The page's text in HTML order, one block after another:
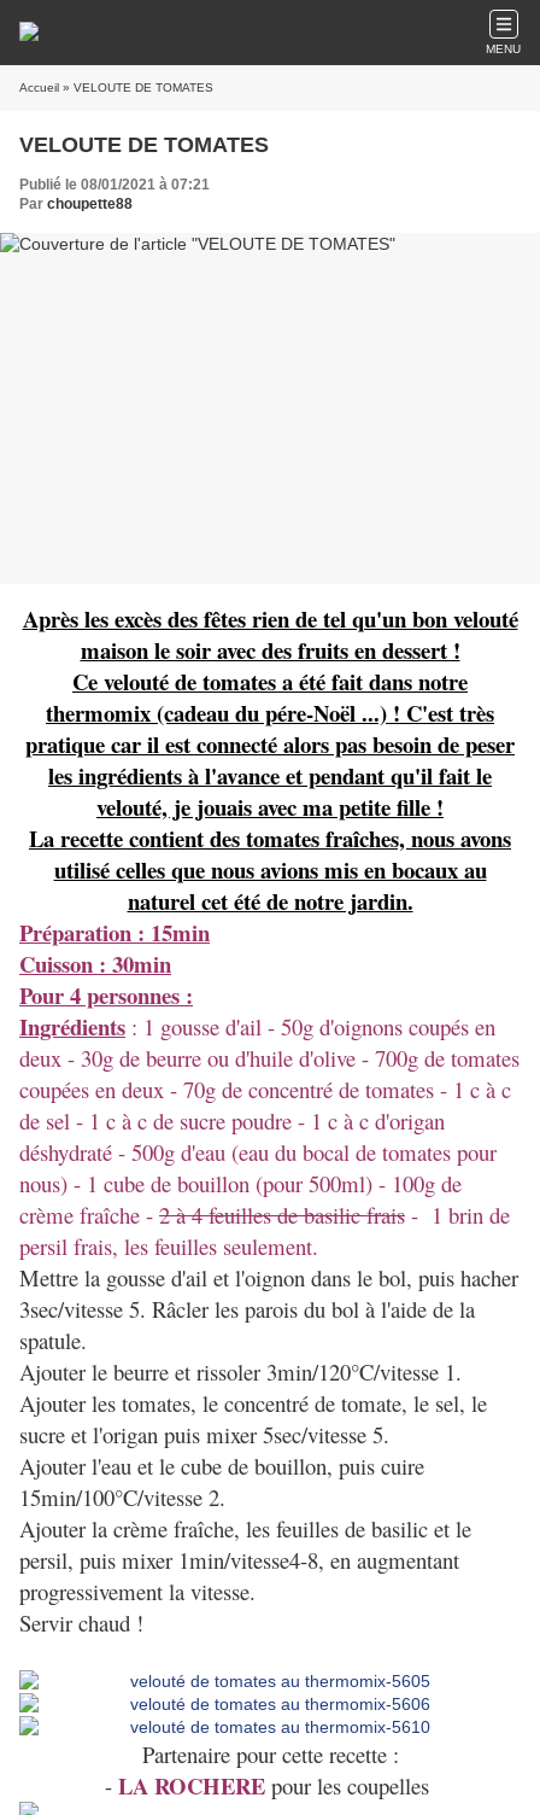
MENU
Accueil » VELOUTE DE TOMATES
VELOUTE DE TOMATES
Publié le 08/01/2021 à 07:21
Par choupette88
Après les excès des fêtes rien de tel qu'un bon velouté
maison le soir avec des fruits en dessert !
Ce velouté de tomates a été fait dans notre
thermomix (cadeau du pére-Noël ...) ! C'est très
pratique car il est connecté alors pas besoin de peser
les ingrédients à l'avance et pendant qu'il fait le
velouté, je jouais avec ma petite fille !
La recette contient des tomates fraîches, nous avons
utilisé celles que nous avions mis en bocaux au
naturel cet été de notre jardin.
Préparation : 15min
Cuisson : 30min
Pour 4 personnes :
Ingrédients : 1 gousse d'ail - 50g d'oignons coupés en
deux - 30g de beurre ou d'huile d'olive - 700g de tomates
coupées en deux - 70g de concentré de tomates - 1 c à c
de sel - 1 c à c de sucre poudre - 1 c à c d'origan
déshydraté - 500g d'eau (eau du bocal de tomates pour
nous) - 1 cube de bouillon (pour 500ml) - 100g de
crème fraîche - 2 à 4 feuilles de basilic frais - 1 brin de
persil frais, les feuilles seulement.
Mettre la gousse d'ail et l'oignon dans le bol, puis hacher
3sec/vitesse 5. Râcler les parois du bol à l'aide de la
spatule.
Ajouter le beurre et rissoler 3min/120°C/vitesse 1.
Ajouter les tomates, le concentré de tomate, le sel, le
sucre et l'origan puis mixer 5sec/vitesse 5.
Ajouter l'eau et le cube de bouillon, puis cuire
15min/100°C/vitesse 2.
Ajouter la crème fraîche, les feuilles de basilic et le
persil, puis mixer 1min/vitesse4-8, en augmentant
progressivement la vitesse.
Servir chaud !
Partenaire pour cette recette :
- LA ROCHEREpour les coupelles